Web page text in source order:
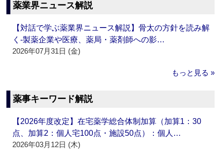
薬業界ニュース解説
【対話で学ぶ薬業界ニュース解説】骨太の方針を読み解
く‐製薬企業や医療、薬局・薬剤師への影…
2026年07月31日 (金)
もっと見る »
薬事キーワード解説
【2026年度改定】在宅薬学総合体制加算（加算1：30
点、加算2：個人宅100点・施設50点）：個人…
2026年03月12日 (木)